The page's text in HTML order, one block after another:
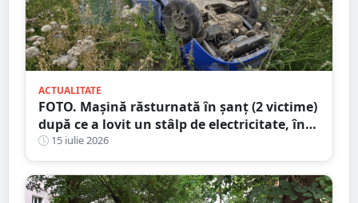
ACTUALITATE
FOTO. Mașină răsturnată în șanț (2 victime)
după ce a lovit un stâlp de electricitate, în
județul Satu Mare
15 iulie 2026